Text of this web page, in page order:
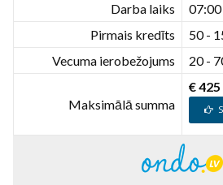
Darba laiks
Pirmais kredīts
50 -
Vecuma ierobežojums
20 -
Maksimālā summa
€ 425